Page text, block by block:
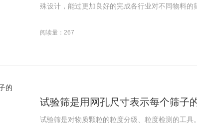
殊设计，能过更加良好的完成各行业对不同物料的
阅读量：267
试验筛是用网孔尺寸表示每个筛子
试验筛是对物质颗粒的粒度分级、粒度检测的工